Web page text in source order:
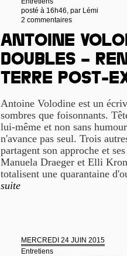
posté à 16h46, par Lémi
2 commentaires
Antoine
doubles –
terre post-
Antoine Volodine est un
sombres que foisonnants.
lui-même et non sans
n'avance pas seul. Trois
partagent son approche et
Manuela Draeger et Elli
totalisent une quarantaine
suite
MERCREDI 24 JUIN 2015
Entretiens